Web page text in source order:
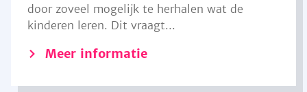
door zoveel mogelijk te herhalen wat de
kinderen leren. Dit vraagt...
Meer informatie